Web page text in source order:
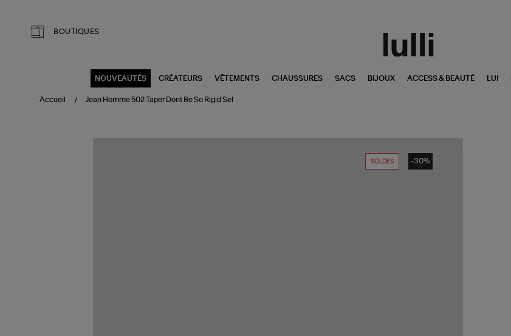
BOUTIQUES
NOUVEAUTÉS CRÉATEURS VÊTEMENTS CHAUSSURES SACS BIJOUX ACCESS & BEAUTÉ LUI
Accueil Jean Homme 502 Taper Dont Be So Rigid Sel
SOLDES -30%